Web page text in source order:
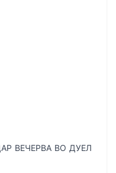
ВЕЧЕРВА ВО ДУЕЛ